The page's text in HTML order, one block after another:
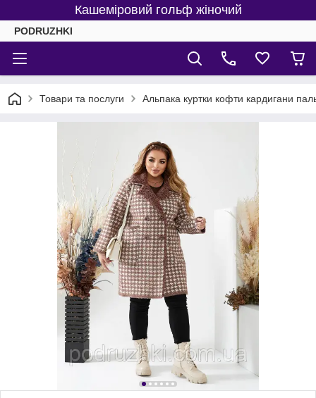
Кашеміровий гольф жіночий
PODRUZHKI
Товари та послуги Альпака куртки кофти кардигани